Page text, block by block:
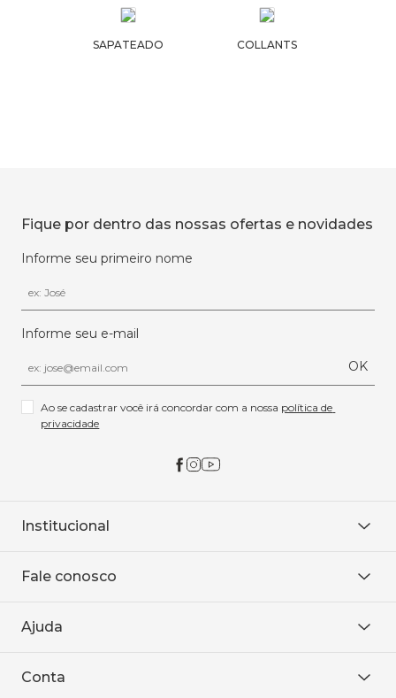
SAPATEADO COLLANTS
Fique por dentro das nossas ofertas e novidades
Informe seu primeiro nome
Informe seu e-mail
OK
Ao se cadastrar você irá concordar com a nossa política de
privacidade
Institucional
Onde encontrar
Baixe o APP
Fale conosco
WhatsApp
Ajuda
Política de entrega
Conta